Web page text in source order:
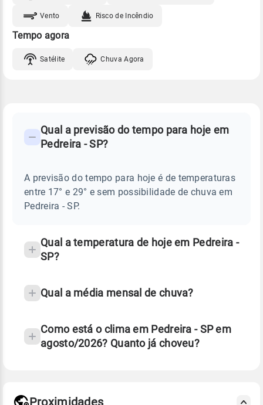
Vento Risco de Incêndio
Tempo agora
Satélite Chuva Agora
PREVISÃO
TEMPO
PEDREIRA
Perguntas
sobre
chuva
Qual a previsão do tempo para hoje em
Pedreira - SP?
A previsão do tempo para hoje é de temperaturas
entre 17° e 29° e sem possibilidade de chuva em
Pedreira - SP.
Qual a temperatura de hoje em Pedreira -
SP?
Qual a média mensal de chuva?
Como está o clima em Pedreira - SP em
agosto/2026? Quanto já choveu?
Proximidades